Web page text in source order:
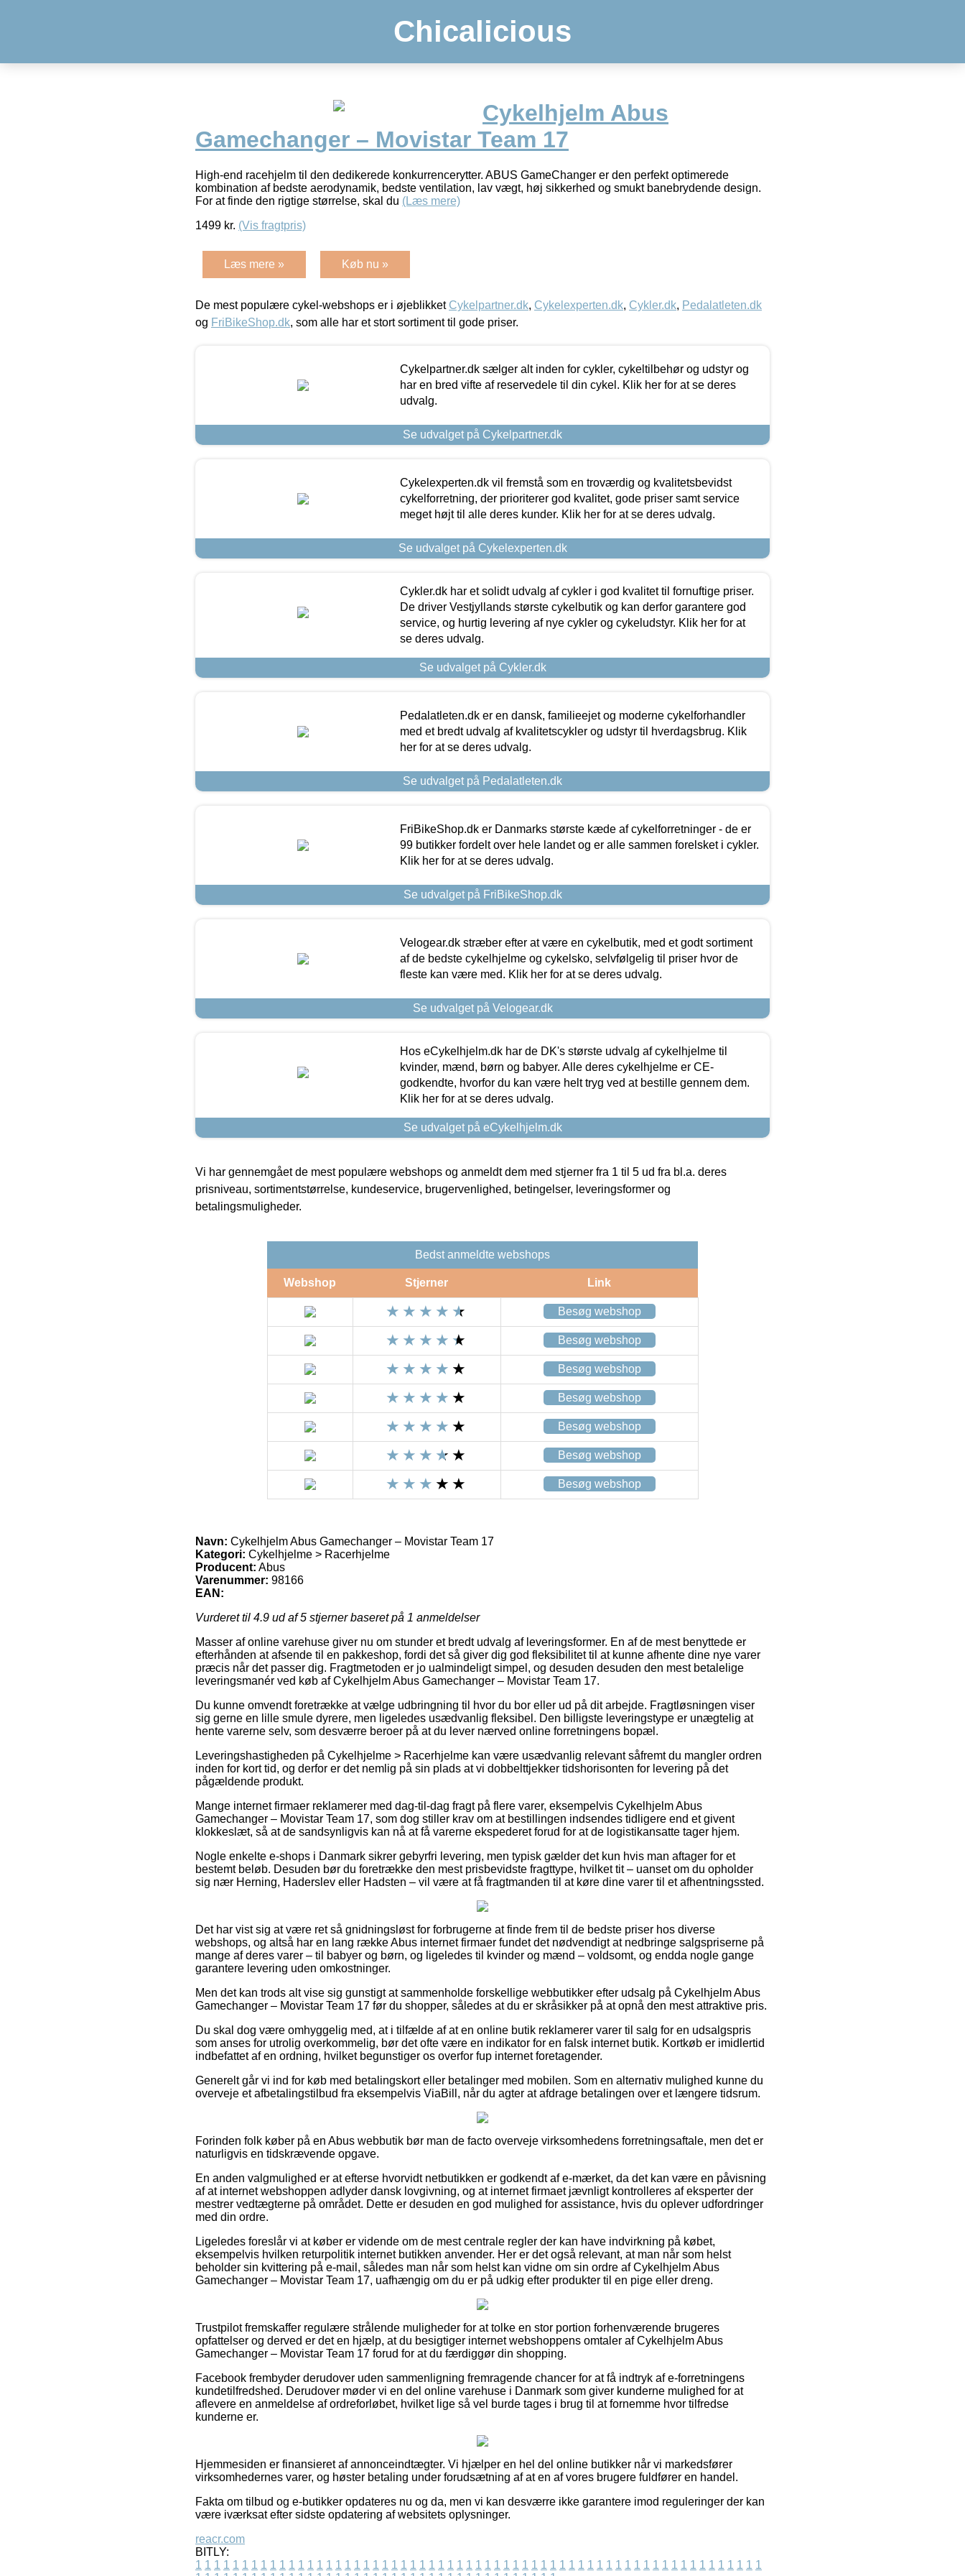
Chicalicious
Cykelhjelm Abus
Gamechanger – Movistar Team 17
High-end racehjelm til den dedikerede konkurrencerytter. ABUS GameChanger er den perfekt optimerede
kombination af bedste aerodynamik, bedste ventilation, lav vægt, høj sikkerhed og smukt banebrydende design.
For at finde den rigtige størrelse, skal du (Læs mere)
1499 kr. (Vis fragtpris)
Læs mere » Køb nu »
De mest populære cykel-webshops er i øjeblikket Cykelpartner.dk, Cykelexperten.dk, Cykler.dk, Pedalatleten.dk
og FriBikeShop.dk, som alle har et stort sortiment til gode priser.
Cykelpartner.dk sælger alt inden for cykler, cykeltilbehør og udstyr og
har en bred vifte af reservedele til din cykel. Klik her for at se deres
udvalg.
Se udvalget på Cykelpartner.dk
Cykelexperten.dk vil fremstå som en troværdig og kvalitetsbevidst
cykelforretning, der prioriterer god kvalitet, gode priser samt service
meget højt til alle deres kunder. Klik her for at se deres udvalg.
Se udvalget på Cykelexperten.dk
Cykler.dk har et solidt udvalg af cykler i god kvalitet til fornuftige priser.
De driver Vestjyllands største cykelbutik og kan derfor garantere god
service, og hurtig levering af nye cykler og cykeludstyr. Klik her for at
se deres udvalg.
Se udvalget på Cykler.dk
Pedalatleten.dk er en dansk, familieejet og moderne cykelforhandler
med et bredt udvalg af kvalitetscykler og udstyr til hverdagsbrug. Klik
her for at se deres udvalg.
Se udvalget på Pedalatleten.dk
FriBikeShop.dk er Danmarks største kæde af cykelforretninger - de er
99 butikker fordelt over hele landet og er alle sammen forelsket i cykler.
Klik her for at se deres udvalg.
Se udvalget på FriBikeShop.dk
Velogear.dk stræber efter at være en cykelbutik, med et godt sortiment
af de bedste cykelhjelme og cykelsko, selvfølgelig til priser hvor de
fleste kan være med. Klik her for at se deres udvalg.
Se udvalget på Velogear.dk
Hos eCykelhjelm.dk har de DK's største udvalg af cykelhjelme til
kvinder, mænd, børn og babyer. Alle deres cykelhjelme er CE-
godkendte, hvorfor du kan være helt tryg ved at bestille gennem dem.
Klik her for at se deres udvalg.
Se udvalget på eCykelhjelm.dk
Vi har gennemgået de mest populære webshops og anmeldt dem med stjerner fra 1 til 5 ud fra bl.a. deres
prisniveau, sortimentstørrelse, kundeservice, brugervenlighed, betingelser, leveringsformer og
betalingsmuligheder.
Bedst anmeldte webshops
Webshop Stjerner Link
Besøg webshop
Besøg webshop
Besøg webshop
Besøg webshop
Besøg webshop
Besøg webshop
Besøg webshop
Navn: Cykelhjelm Abus Gamechanger – Movistar Team 17
Kategori: Cykelhjelme > Racerhjelme
Producent: Abus
Varenummer: 98166
EAN:
Vurderet til 4.9 ud af 5 stjerner baseret på 1 anmeldelser
Masser af online varehuse giver nu om stunder et bredt udvalg af leveringsformer. En af de mest benyttede er
efterhånden at afsende til en pakkeshop, fordi det så giver dig god fleksibilitet til at kunne afhente dine nye varer
præcis når det passer dig. Fragtmetoden er jo ualmindeligt simpel, og desuden desuden den mest betalelige
leveringsmanér ved køb af Cykelhjelm Abus Gamechanger – Movistar Team 17.
Du kunne omvendt foretrække at vælge udbringning til hvor du bor eller ud på dit arbejde. Fragtløsningen viser
sig gerne en lille smule dyrere, men ligeledes usædvanlig fleksibel. Den billigste leveringstype er unægtelig at
hente varerne selv, som desværre beroer på at du lever nærved online forretningens bopæl.
Leveringshastigheden på Cykelhjelme > Racerhjelme kan være usædvanlig relevant såfremt du mangler ordren
inden for kort tid, og derfor er det nemlig på sin plads at vi dobbelttjekker tidshorisonten for levering på det
pågældende produkt.
Mange internet firmaer reklamerer med dag-til-dag fragt på flere varer, eksempelvis Cykelhjelm Abus
Gamechanger – Movistar Team 17, som dog stiller krav om at bestillingen indsendes tidligere end et givent
klokkeslæt, så at de sandsynligvis kan nå at få varerne ekspederet forud for at de logistikansatte tager hjem.
Nogle enkelte e-shops i Danmark sikrer gebyrfri levering, men typisk gælder det kun hvis man aftager for et
bestemt beløb. Desuden bør du foretrække den mest prisbevidste fragttype, hvilket tit – uanset om du opholder
sig nær Herning, Haderslev eller Hadsten – vil være at få fragtmanden til at køre dine varer til et afhentningssted.
Det har vist sig at være ret så gnidningsløst for forbrugerne at finde frem til de bedste priser hos diverse
webshops, og altså har en lang række Abus internet firmaer fundet det nødvendigt at nedbringe salgspriserne på
mange af deres varer – til babyer og børn, og ligeledes til kvinder og mænd – voldsomt, og endda nogle gange
garantere levering uden omkostninger.
Men det kan trods alt vise sig gunstigt at sammenholde forskellige webbutikker efter udsalg på Cykelhjelm Abus
Gamechanger – Movistar Team 17 før du shopper, således at du er skråsikker på at opnå den mest attraktive pris.
Du skal dog være omhyggelig med, at i tilfælde af at en online butik reklamerer varer til salg for en udsalgspris
som anses for utrolig overkommelig, bør det ofte være en indikator for en falsk internet butik. Kortkøb er imidlertid
indbefattet af en ordning, hvilket begunstiger os overfor fup internet foretagender.
Generelt går vi ind for køb med betalingskort eller betalinger med mobilen. Som en alternativ mulighed kunne du
overveje et afbetalingstilbud fra eksempelvis ViaBill, når du agter at afdrage betalingen over et længere tidsrum.
Forinden folk køber på en Abus webbutik bør man de facto overveje virksomhedens forretningsaftale, men det er
naturligvis en tidskrævende opgave.
En anden valgmulighed er at efterse hvorvidt netbutikken er godkendt af e-mærket, da det kan være en påvisning
af at internet webshoppen adlyder dansk lovgivning, og at internet firmaet jævnligt kontrolleres af eksperter der
mestrer vedtægterne på området. Dette er desuden en god mulighed for assistance, hvis du oplever udfordringer
med din ordre.
Ligeledes foreslår vi at køber er vidende om de mest centrale regler der kan have indvirkning på købet,
eksempelvis hvilken returpolitik internet butikken anvender. Her er det også relevant, at man når som helst
beholder sin kvittering på e-mail, således man når som helst kan vidne om sin ordre af Cykelhjelm Abus
Gamechanger – Movistar Team 17, uafhængig om du er på udkig efter produkter til en pige eller dreng.
Trustpilot fremskaffer regulære strålende muligheder for at tolke en stor portion forhenværende brugeres
opfattelser og derved er det en hjælp, at du besigtiger internet webshoppens omtaler af Cykelhjelm Abus
Gamechanger – Movistar Team 17 forud for at du færdiggør din shopping.
Facebook frembyder derudover uden sammenligning fremragende chancer for at få indtryk af e-forretningens
kundetilfredshed. Derudover møder vi en del online varehuse i Danmark som giver kunderne mulighed for at
aflevere en anmeldelse af ordreforløbet, hvilket lige så vel burde tages i brug til at fornemme hvor tilfredse
kunderne er.
Hjemmesiden er finansieret af annonceindtægter. Vi hjælper en hel del online butikker når vi markedsfører
virksomhedernes varer, og høster betaling under forudsætning af at en af vores brugere fuldfører en handel.
Fakta om tilbud og e-butikker opdateres nu og da, men vi kan desværre ikke garantere imod reguleringer der kan
være iværksat efter sidste opdatering af websitets oplysninger.
reacr.com
BITLY:
1 1 1 1 1 1 1 1 1 1 1 1 1 1 1 1 1 1 1 1 1 1 1 1 1 1 1 1 1 1 1 1 1 1 1 1 1 1 1 1 1 1 1 1 1 1 1 1 1 1 1 1 1 1 1 1 1 1 1 1 1